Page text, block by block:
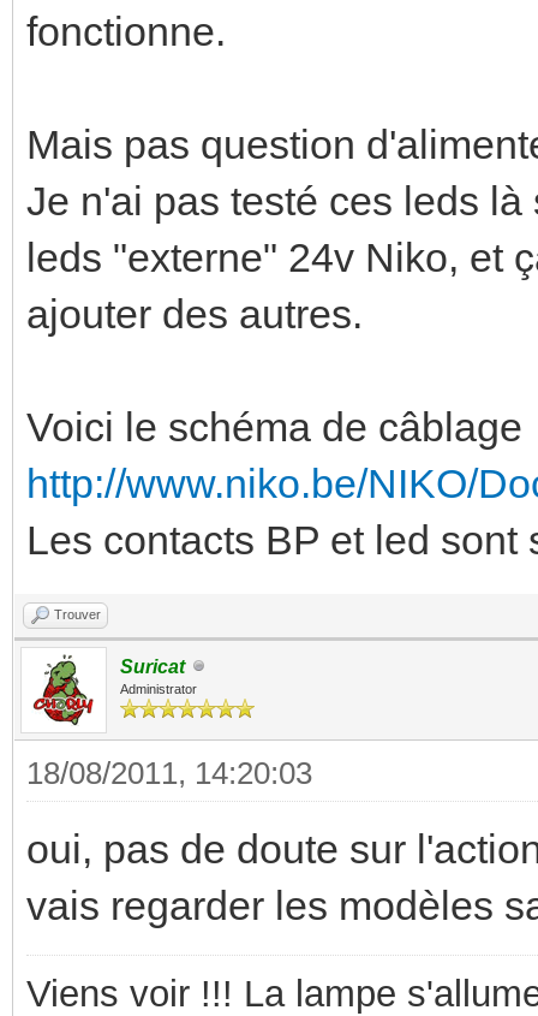
fonctionne.
Mais pas question
Je n'ai pas testé ces leds
leds "externe" 24v Niko, et
ajouter des autres.
Voici le schéma de câblage
http://www.niko.be/NIKO/
Les contacts BP et led sont
Trouver
Suricat
Administrator
18/08/2011, 14:20:03
oui, pas de doute sur
vais regarder les modèles
Viens voir !!! La lampe